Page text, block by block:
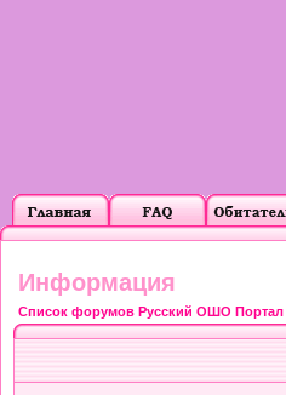
Информация
Список форумов Русский ОШО Портал